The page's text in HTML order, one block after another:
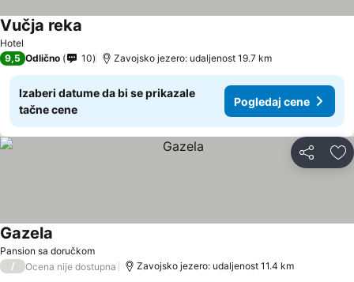
Hotel
Vučja reka
9,5 Odlično 10 Zavojsko jezero: udaljenost 19.7 km
Izaberi datume da bi se prikazale
tačne cene
Pogledaj cene
Deli
Pansion sa doručkom
Gazela
/ Ocena nije dostupna Zavojsko jezero: udaljenost 11.4 km